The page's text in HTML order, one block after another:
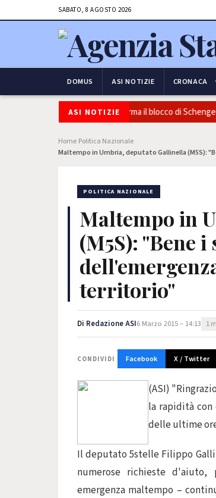
SABATO, 8 AGOSTO 2026
DOMUS ASI NOTIZIE CRONACA
ASI NOTIZIE
e frontiere: l’Italia conferma il blocco di Schengen
Home Politica Nazionale
Maltempo in Umbria, deputato Gallinella (M5S):
POLITICA NAZIONALE
Maltempo in
(M5S): "Bene
territorio"
Di Redazione ASI6 Marzo 2015 – 14:13 1
CONDIVIDI Facebook X / Twitter
(ASI)
la rapidità con
delle ultime
Il deputato 5stelle Filippo
numerose richieste
emergenza maltempo –